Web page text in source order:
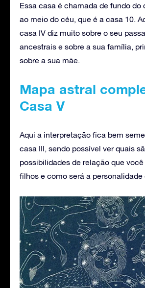
Essa casa é chamada de fundo do
ao meio do céu, que é a casa 10.
casa IV diz muito sobre o seu
ancestrais e sobre a sua família,
sobre a sua mãe.
Mapa astral
Casa V
Aqui a interpretação fica bem
casa III, sendo possível ver quais
possibilidades de relação que
filhos e como será a personalidade